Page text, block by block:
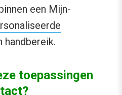
een Mijn-
handbereik.
toepassingen